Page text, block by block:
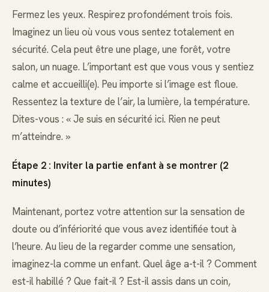
Fermez les yeux. Respirez profondément trois fois.
Imaginez un lieu où vous vous sentez totalement en
sécurité. Cela peut être une plage, une forêt, votre
salon, un nuage. L’important est que vous vous y sentiez
calme et accueilli(e). Peu importe si l’image est floue.
Ressentez la texture de l’air, la lumière, la température.
Dites-vous : « Je suis en sécurité ici. Rien ne peut
m’atteindre. »
Étape 2 : Inviter la partie enfant à se montrer (2
minutes)
Maintenant, portez votre attention sur la sensation de
doute ou d’infériorité que vous avez identifiée tout à
l’heure. Au lieu de la regarder comme une sensation,
imaginez-la comme un enfant. Quel âge a-t-il ? Comment
est-il habillé ? Que fait-il ? Est-il assis dans un coin,